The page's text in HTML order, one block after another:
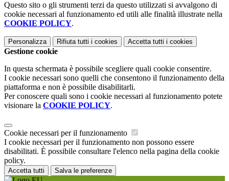
Questo sito o gli strumenti terzi da questo utilizzati si avvalgono di
cookie necessari al funzionamento ed utili alle finalità illustrate nella
COOKIE POLICY.
Personalizza Rifiuta tutti i cookies Accetta tutti i cookies
Gestione cookie
In questa schermata è possibile scegliere quali cookie consentire.
I cookie necessari sono quelli che consentono il funzionamento della
piattaforma e non è possibile disabilitarli.
Per conoscere quali sono i cookie necessari al funzionamento potete
visionare la COOKIE POLICY.
Cookie necessari per il funzionamento
I cookie necessari per il funzionamento non possono essere
disabilitati. È possibile consultare l'elenco nella pagina della cookie
policy.
Accetta tutti Salva le preferenze